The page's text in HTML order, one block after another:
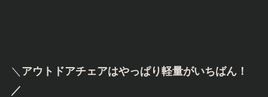
＼ アウトドアチェアはやっぱり軽量がいちばん！
／